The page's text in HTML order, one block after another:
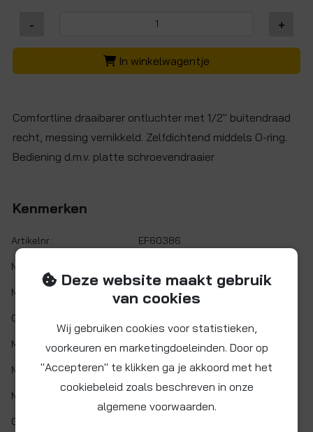
- +
In winkelwagentje
Comfortline draaibarer ontluchter met 1/2" buitendraad
recht, messing vernikkeld. Zelfdichtend middels O-ring.
Bediening d.m.v. platte schroevendraaier
Kenmerken
Artikelnr.: EF60386
Maat:
Materiaal: Messing
O-ring:
Min. werktemp.: 1 °C
Max. werktemp.: 80 °C
Max. werkdruk:
Gaskeur:
Deze website maakt gebruik
van cookies
Wij gebruiken cookies voor statistieken,
voorkeuren en marketingdoeleinden. Door op
"Accepteren" te klikken ga je akkoord met het
cookiebeleid zoals beschreven in onze
algemene voorwaarden.